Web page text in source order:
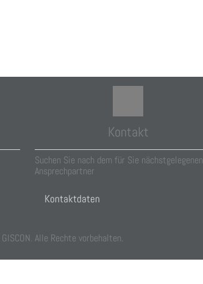
Kontakt
Suchen Sie nach dem für Sie nächstgelegenen
Ansprechpartner
Kontaktdaten
GISCON. Alle Rechte vorbehalten.